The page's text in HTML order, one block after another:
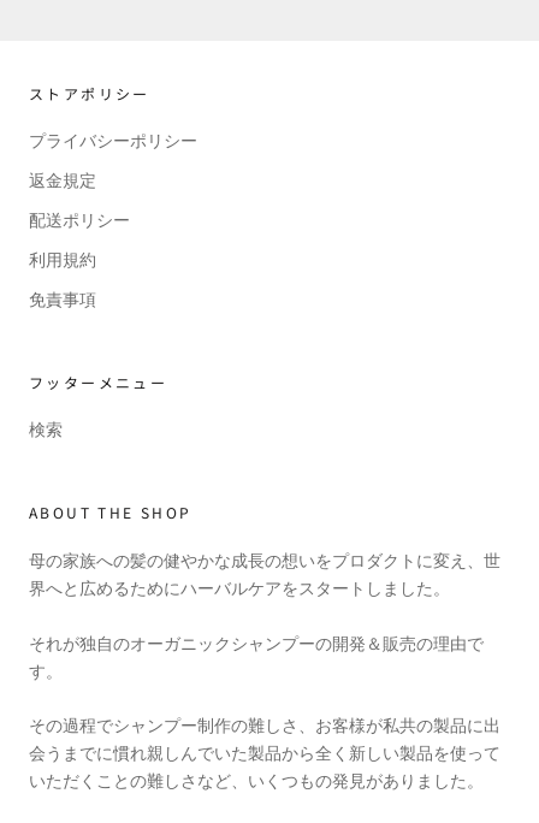
ストアポリシー
プライバシーポリシー
返金規定
配送ポリシー
利用規約
免責事項
フッターメニュー
検索
ABOUT THE SHOP
母の家族への髪の健やかな成長の想いをプロダクトに変え、世
界へと広めるためにハーバルケアをスタートしました。
それが独自のオーガニックシャンプーの開発＆販売の理由で
す。
その過程でシャンプー制作の難しさ、お客様が私共の製品に出
会うまでに慣れ親しんでいた製品から全く新しい製品を使って
いただくことの難しさなど、いくつもの発見がありました。